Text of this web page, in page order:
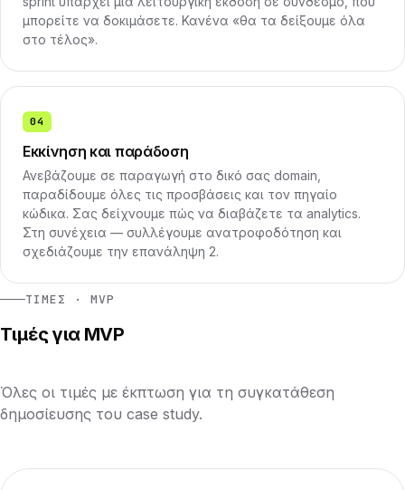
μπορείτε να δοκιμάσετε. Κανένα «θα τα δείξουμε όλα
στο τέλος».
04
Εκκίνηση και παράδοση
Ανεβάζουμε σε παραγωγή στο δικό σας domain,
παραδίδουμε όλες τις προσβάσεις και τον πηγαίο
κώδικα. Σας δείχνουμε πώς να διαβάζετε τα analytics.
Στη συνέχεια — συλλέγουμε ανατροφοδότηση και
σχεδιάζουμε την επανάληψη 2.
ΤΙΜΈΣ · MVP
Τιμές για MVP
Όλες οι τιμές με έκπτωση για τη συγκατάθεση
δημοσίευσης του case study.